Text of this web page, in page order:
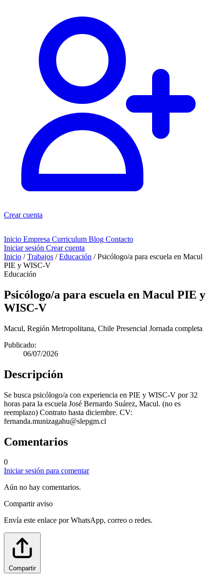
Crear cuenta
Inicio Empresa Curriculum Blog Contacto
Iniciar sesión Crear cuenta
Inicio / Trabajos / Educación / Psicólogo/a para escuela en Macul
PIE y WISC-V
Educación
Psicólogo/a para escuela en Macul PIE y
WISC-V
Macul, Región Metropolitana, Chile Presencial Jornada completa
Publicado:
06/07/2026
Descripción
Se busca psicólogo/a con experiencia en PIE y WISC-V por 32
horas para la escuela José Bernardo Suárez, Macul. (no es
reemplazo) Contrato hasta diciembre. CV:
fernanda.munizagahu@slepgm.cl
Comentarios
0
Iniciar sesión para comentar
Aún no hay comentarios.
Compartir aviso
Envía este enlace por WhatsApp, correo o redes.
Compartir